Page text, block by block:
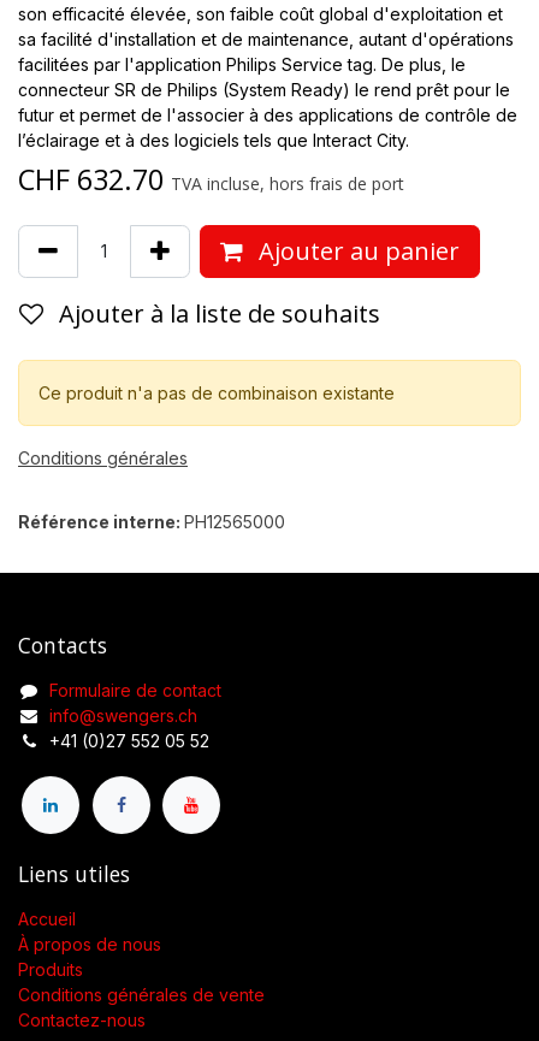
son efficacité élevée, son faible coût global d'exploitation et
sa facilité d'installation et de maintenance, autant d'opérations
facilitées par l'application Philips Service tag. De plus, le
connecteur SR de Philips (System Ready) le rend prêt pour le
futur et permet de l'associer à des applications de contrôle de
l’éclairage et à des logiciels tels que Interact City.
CHF 632.70 TVA incluse, hors frais de port
Ajouter au panier
Ajouter à la liste de souhaits
Ce produit n'a pas de combinaison existante
Conditions générales
Référence interne: PH12565000
Contacts
Formulaire de contact
info@swengers.ch
+41 (0)27 552 05 52
Liens utiles
Accueil
À propos de nous
Produits
Conditions générales de vente
Contactez-nous